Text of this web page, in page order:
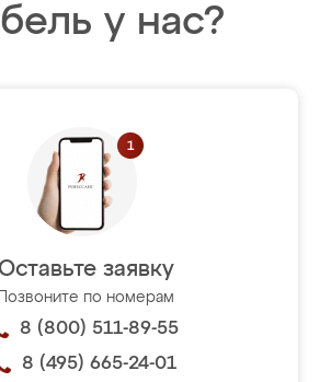
у нас?
заявку
Позвоните по номерам
8 (800) 511-89-55
8 (495) 665-24-01